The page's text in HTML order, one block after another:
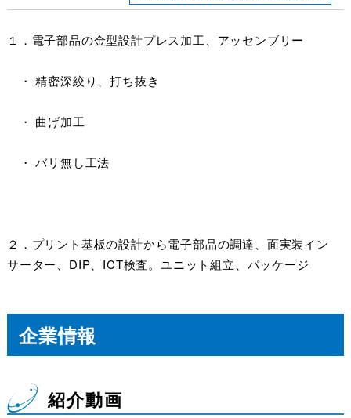
１．電子部品の金型設計プレス加工、アッセンブリー
・ 精密深絞り、打ち抜き
・ 曲げ加工
・ バリ無し工法
２．プリント基板の設計から電子部品の調達、面実装イン
サーター、DIP、ICT検査。ユニット組立、パッケージ
企業情報
紹介動画